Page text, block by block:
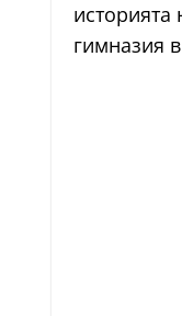
гимназия